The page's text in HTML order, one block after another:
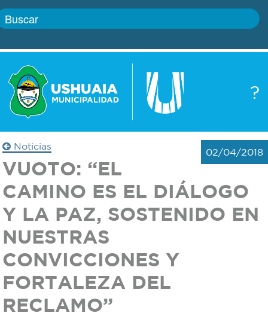
?
Boletín
Defensa
civil
Zoonosis
Bromatología
Gobierno
Trámites
Transparencia
Actualidad
Correo
Personal
Noticias
02/04/2018
VUOTO: “EL
CAMINO ES EL DIÁLOGO
Y LA PAZ, SOSTENIDO EN
NUESTRAS
CONVICCIONES Y
FORTALEZA DEL
RECLAMO”